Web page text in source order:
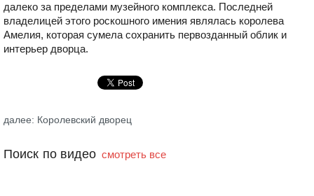
далеко за пределами музейного комплекса. Последней
владелицей этого роскошного имения являлась королева
Амелия, которая сумела сохранить первозданный облик и
интерьер дворца.
далее: Королевский дворец
Поиск по видео смотреть все